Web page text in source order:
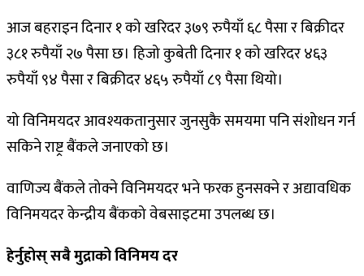
आज बहराइन दिनार १ को खरिदर ३७९ रुपैयाँ ६८ पैसा र बिक्रीदर
३८१ रुपैयाँ २७ पैसा छ। हिजो कुबेती दिनार १ को खरिदर ४६३
रुपैयाँ ९४ पैसा र बिक्रीदर ४६५ रुपैयाँ ८९ पैसा थियो।
यो विनिमयदर आवश्यकतानुसार जुनसुकै समयमा पनि संशोधन गर्न
सकिने राष्ट्र बैंकले जनाएको छ।
वाणिज्य बैंकले तोक्ने विनिमयदर भने फरक हुनसक्ने र अद्यावधिक
विनिमयदर केन्द्रीय बैंकको वेबसाइटमा उपलब्ध छ।
हेर्नुहोस् सबै मुद्राको विनिमय दर